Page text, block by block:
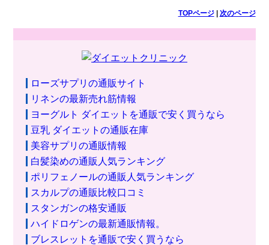
TOPページ| 次のページ
ローズサプリの通販サイト
リネンの最新売れ筋情報
ヨーグルト ダイエットを通販で安く買うなら
豆乳 ダイエットの通販在庫
美容サプリの通販情報
白髪染めの通販人気ランキング
ポリフェノールの通販人気ランキング
スカルプの通販比較口コミ
スタンガンの格安通販
ハイドロゲンの最新通販情報。
ブレスレットを通販で安く買うなら